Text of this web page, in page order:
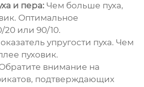
и пера: Чем больше пуха,
. Оптимальное
или 90/10.
упругости пуха. Чем
пуховик.
внимание на
подтверждающих